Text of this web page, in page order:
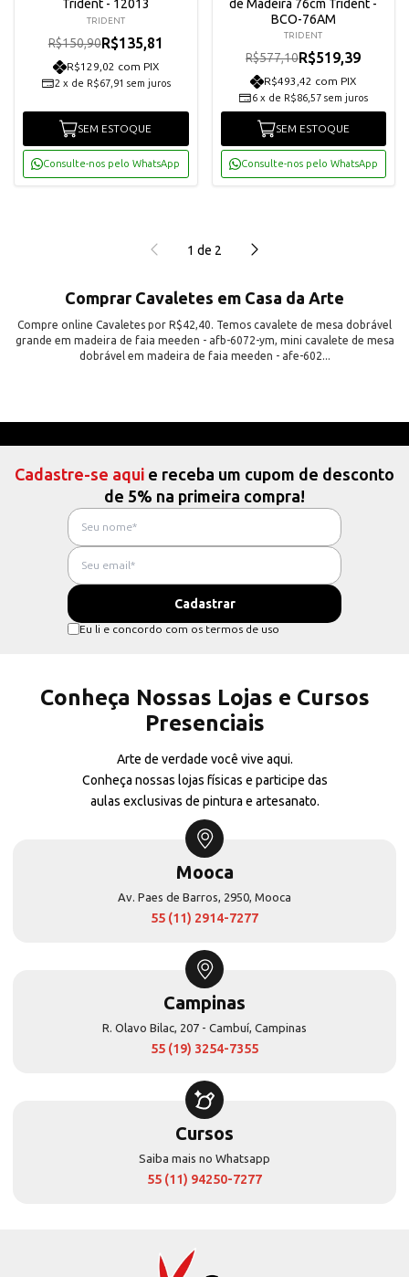
Trident - 12013
TRIDENT
R$150,90R$135,81
R$129,02 com PIX
2 x de R$67,91 sem juros
SEM ESTOQUE
Consulte-nos pelo WhatsApp
de Madeira 76cm Trident -
BCO-76AM
TRIDENT
R$577,10R$519,39
R$493,42 com PIX
6 x de R$86,57 sem juros
SEM ESTOQUE
Consulte-nos pelo WhatsApp
1 de 2
Comprar Cavaletes em Casa da Arte
Compre online Cavaletes por R$42,40. Temos cavalete de mesa dobrável
grande em madeira de faia meeden - afb-6072-ym, mini cavalete de mesa
dobrável em madeira de faia meeden - afe-602...
Cadastre-se aqui e receba um cupom de desconto
de 5% na primeira compra!
Eu li e concordo com os termos de uso
Conheça Nossas Lojas e Cursos
Presenciais
Arte de verdade você vive aqui.
Conheça nossas lojas físicas e participe das
aulas exclusivas de pintura e artesanato.
Mooca
Av. Paes de Barros, 2950, Mooca
55 (11) 2914-7277
Campinas
R. Olavo Bilac, 207 - Cambuí, Campinas
55 (19) 3254-7355
Cursos
Saiba mais no Whatsapp
55 (11) 94250-7277